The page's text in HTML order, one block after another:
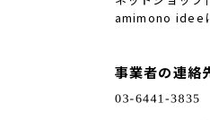
amimono idee
事業者の連絡